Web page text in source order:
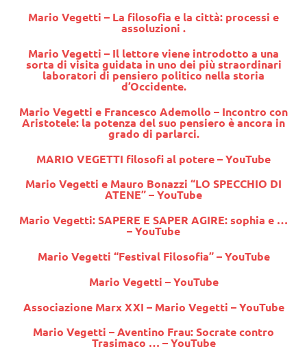
Mario Vegetti – La filosofia e la città: processi e
assoluzioni .
Mario Vegetti – Il lettore viene introdotto a una
sorta di visita guidata in uno dei più straordinari
laboratori di pensiero politico nella storia
d’Occidente.
Mario Vegetti e Francesco Ademollo – Incontro con
Aristotele: la potenza del suo pensiero è ancora in
grado di parlarci.
MARIO VEGETTI filosofi al potere – YouTube
Mario Vegetti e Mauro Bonazzi “LO SPECCHIO DI
ATENE” – YouTube
Mario Vegetti: SAPERE E SAPER AGIRE: sophia e …
– YouTube
Mario Vegetti “Festival Filosofia” – YouTube
Mario Vegetti – YouTube
Associazione Marx XXI – Mario Vegetti – YouTube
Mario Vegetti – Aventino Frau: Socrate contro
Trasimaco … – YouTube